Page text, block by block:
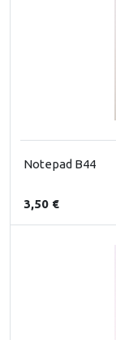
Notepad B44
3,50 €